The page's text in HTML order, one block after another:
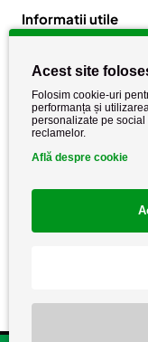
Informatii utile
Despre noi
Stiri si noutati
Politica de cookie
Acest site
Folosim cookie-uri
performanța și
personalizate pe social
reclamelor.
Află despre cookie